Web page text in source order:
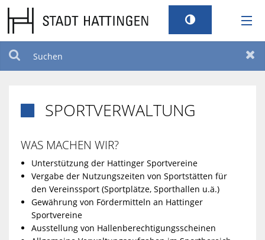
RATHAUS
STANDORT
SERVICEPORTAL
BILDUNG UND KULTUR
SPORTVERWALTUNG
WAS MACHEN WIR?
Unterstützung der Hattinger Sportvereine
Vergabe der Nutzungszeiten von Sportstätten für
den Vereinssport (Sportplätze, Sporthallen u.ä.)
Gewährung von Fördermitteln an Hattinger
Sportvereine
Ausstellung von Hallenberechtigungsscheinen